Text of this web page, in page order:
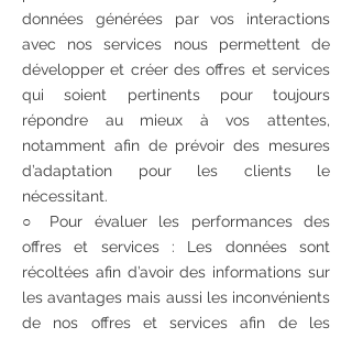
données générées par vos interactions
avec nos services nous permettent de
développer et créer des offres et services
qui soient pertinents pour toujours
répondre au mieux à vos attentes,
notamment afin de prévoir des mesures
d’adaptation pour les clients le
nécessitant.
○ Pour évaluer les performances des
offres et services : Les données sont
récoltées afin d’avoir des informations sur
les avantages mais aussi les inconvénients
de nos offres et services afin de les